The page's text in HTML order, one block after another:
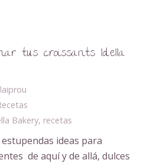
tus croissants Idella
Bakery, recetas
ideas para
de aquí y de allá, dulces